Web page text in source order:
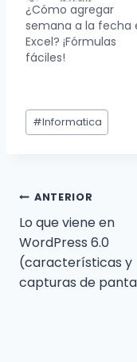
¿Cómo agregar
semana a la fecha
Excel? ¡Fórmulas
fáciles!
Etiquetas
de
#Informatica
de
ANTERIOR
Lo que viene en
WordPress 6.0
(características y
capturas de